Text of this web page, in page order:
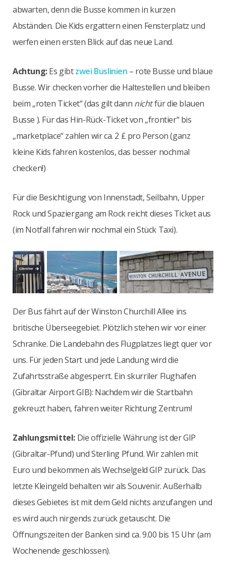
abwarten, denn die Busse kommen in kurzen
Abständen. Die Kids ergattern einen Fensterplatz und
werfen einen ersten Blick auf das neue Land.
Achtung:Es gibtzwei Buslinien – rote Busse und blaue
Busse. Wir checken vorher die Haltestellen und bleiben
beim „roten Ticket“ (das gilt dann nichtfür die blauen
Busse ). Für das Hin-Rück-Ticket von „frontier“ bis
„marketplace“ zahlen wir ca. 2 £ pro Person (ganz
kleine Kids fahren kostenlos, das besser nochmal
checken!)
Für die Besichtigung von Innenstadt, Seilbahn, Upper
Rock und Spaziergang am Rock reicht dieses Ticket aus
(im Notfall fahren wir nochmal ein Stück Taxi).
Der Bus fährt auf der Winston Churchill Allee ins
britische Überseegebiet. Plötzlich stehen wir vor einer
Schranke. Die Landebahn des Flugplatzes liegt quer vor
uns. Für jeden Start und jede Landung wird die
Zufahrtsstraße abgesperrt. Ein skurriler Flughafen
(Gibraltar Airport GIB): Nachdem wir die Startbahn
gekreuzt haben, fahren weiter Richtung Zentrum!
Zahlungsmittel: Die offizielle Währung ist der GIP
(Gibraltar-Pfund) und Sterling Pfund. Wir zahlen mit
Euro und bekommen als Wechselgeld GIP zurück. Das
letzte Kleingeld behalten wir als Souvenir. Außerhalb
dieses Gebietes ist mit dem Geld nichts anzufangen und
es wird auch nirgends zurück getauscht. Die
Öffnungszeiten der Banken sind ca. 9.00 bis 15 Uhr (am
Wochenende geschlossen).